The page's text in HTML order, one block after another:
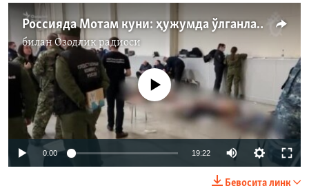
Россияда Мотам куни: ҳужумда ўлганлар сони 150 дан ошди
биланОзодлик радиоси
Айни дамда медиа-манба мавжуд эмас
0:00 19:22
Бевосита линк